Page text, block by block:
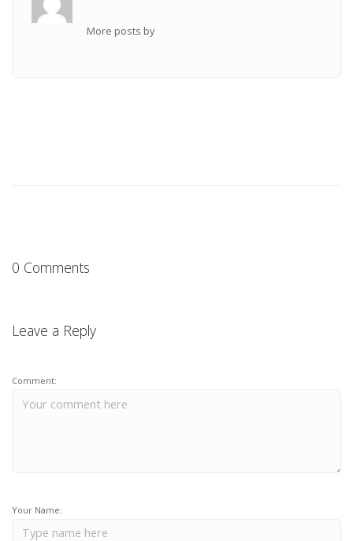
More posts by
0 Comments
Leave a Reply
Comment:
Your Name: